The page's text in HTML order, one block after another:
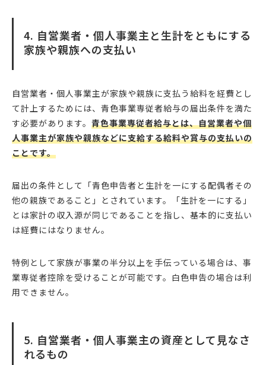
4. 自営業者・個人事業主と生計をともにする
家族や親族への支払い
自営業者・個人事業主が家族や親族に支払う給料を経費とし
て計上するためには、青色事業専従者給与の届出条件を満た
す必要があります。 青色事業専従者給与とは、自営業者や個
人事業主が家族や親族などに支給する給料や賞与の支払いの
ことです。
届出の条件として「青色申告者と生計を一にする配偶者その
他の親族であること」とされています。「生計を一にする」
とは家計の収入源が同じであることを指し、基本的に支払い
は経費にはなりません。
特例として家族が事業の半分以上を手伝っている場合は、事
業専従者控除を受けることが可能です。白色申告の場合は利
用できません。
5. 自営業者・個人事業主の資産として見なさ
れるもの